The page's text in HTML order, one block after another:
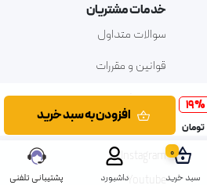
19%
تومان
افزودن به سبد خرید
خدمات مشتریان
سوالات متداول
قوانین و مقررات
حریم خصوصی
Instagram
Youtube
0
سبد خرید
داشبورد پشتیبانی تلفنی